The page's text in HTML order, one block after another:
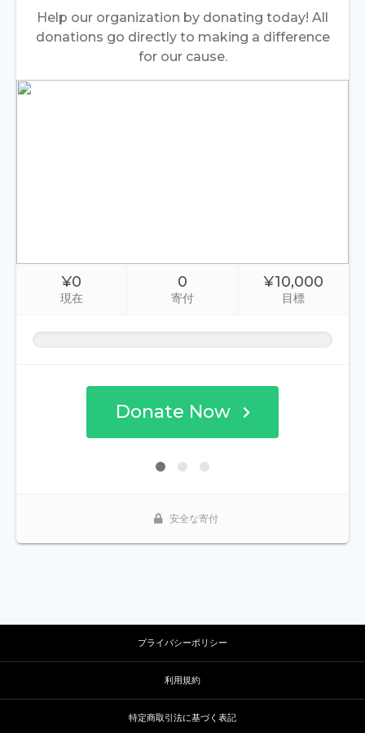
プライバシーポリシー
利用規約
特定商取引法に基づく表記